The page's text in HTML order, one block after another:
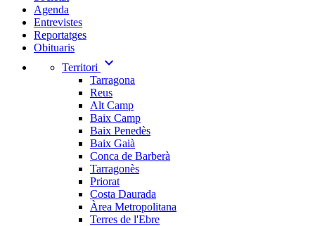
Agenda
Entrevistes
Reportatges
Obituaris
Territori
expand_more
Tarragona
Reus
Alt Camp
Baix Camp
Baix Penedès
Baix Gaià
Conca de Barberà
Tarragonès
Priorat
Costa Daurada
Àrea Metropolitana
Terres de l'Ebre